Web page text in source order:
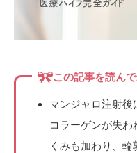
施術当日のご案内
各院のご紹介
施術一覧 症
よくあるご質問
美容医療コラム
この記事を読ん
マンジャロ注射
コラーゲンが失
くみも加わり、